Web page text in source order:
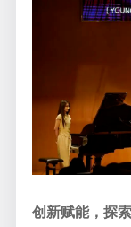
创新赋能，探